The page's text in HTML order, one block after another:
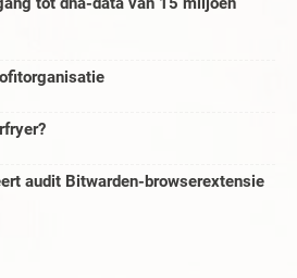
audit Bitwarden-browserextensie